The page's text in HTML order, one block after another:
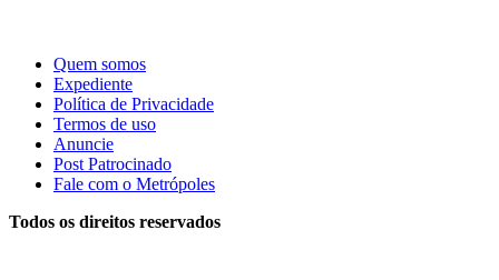
Quem somos
Expediente
Política de Privacidade
Termos de uso
Anuncie
Post Patrocinado
Fale com o Metrópoles
Todos os direitos reservados